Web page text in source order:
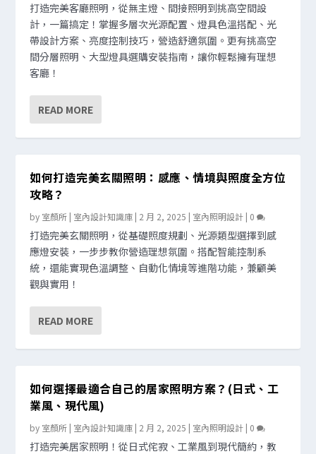
打造完美客廳照明，從無主燈、間接照明到挑高空間設
計，一篇搞定！掌握多層次光源配置、燈具色溫搭配、光
帶設計方案、亮度控制技巧，營造舒適氛圍。更有挑高空
間分層照明、大型燈具選購安裝指南，讓你輕鬆擁有理想
客廳！
READ MORE
如何打造完美玄關照明：感應、情境與照度全方位
攻略？
by 室顏所 | 室內設計知識庫 | 2 月 2, 2025 | 室內照明設計 | 0
打造完美玄關照明，從基礎照度規劃、光源類型選擇到感
應燈安裝，一步步教你營造理想氛圍。搭配智能控制系
統，還能實現色溫調整、自動化情境等進階功能，兼顧美
觀與實用！
READ MORE
如何選擇最適合自己的居家照明方案？(日式、工
業風、現代風)
by 室顏所 | 室內設計知識庫 | 2 月 2, 2025 | 室內照明設計 | 0
打造完美居家照明！從日式侘寂、工業風到現代簡約，教